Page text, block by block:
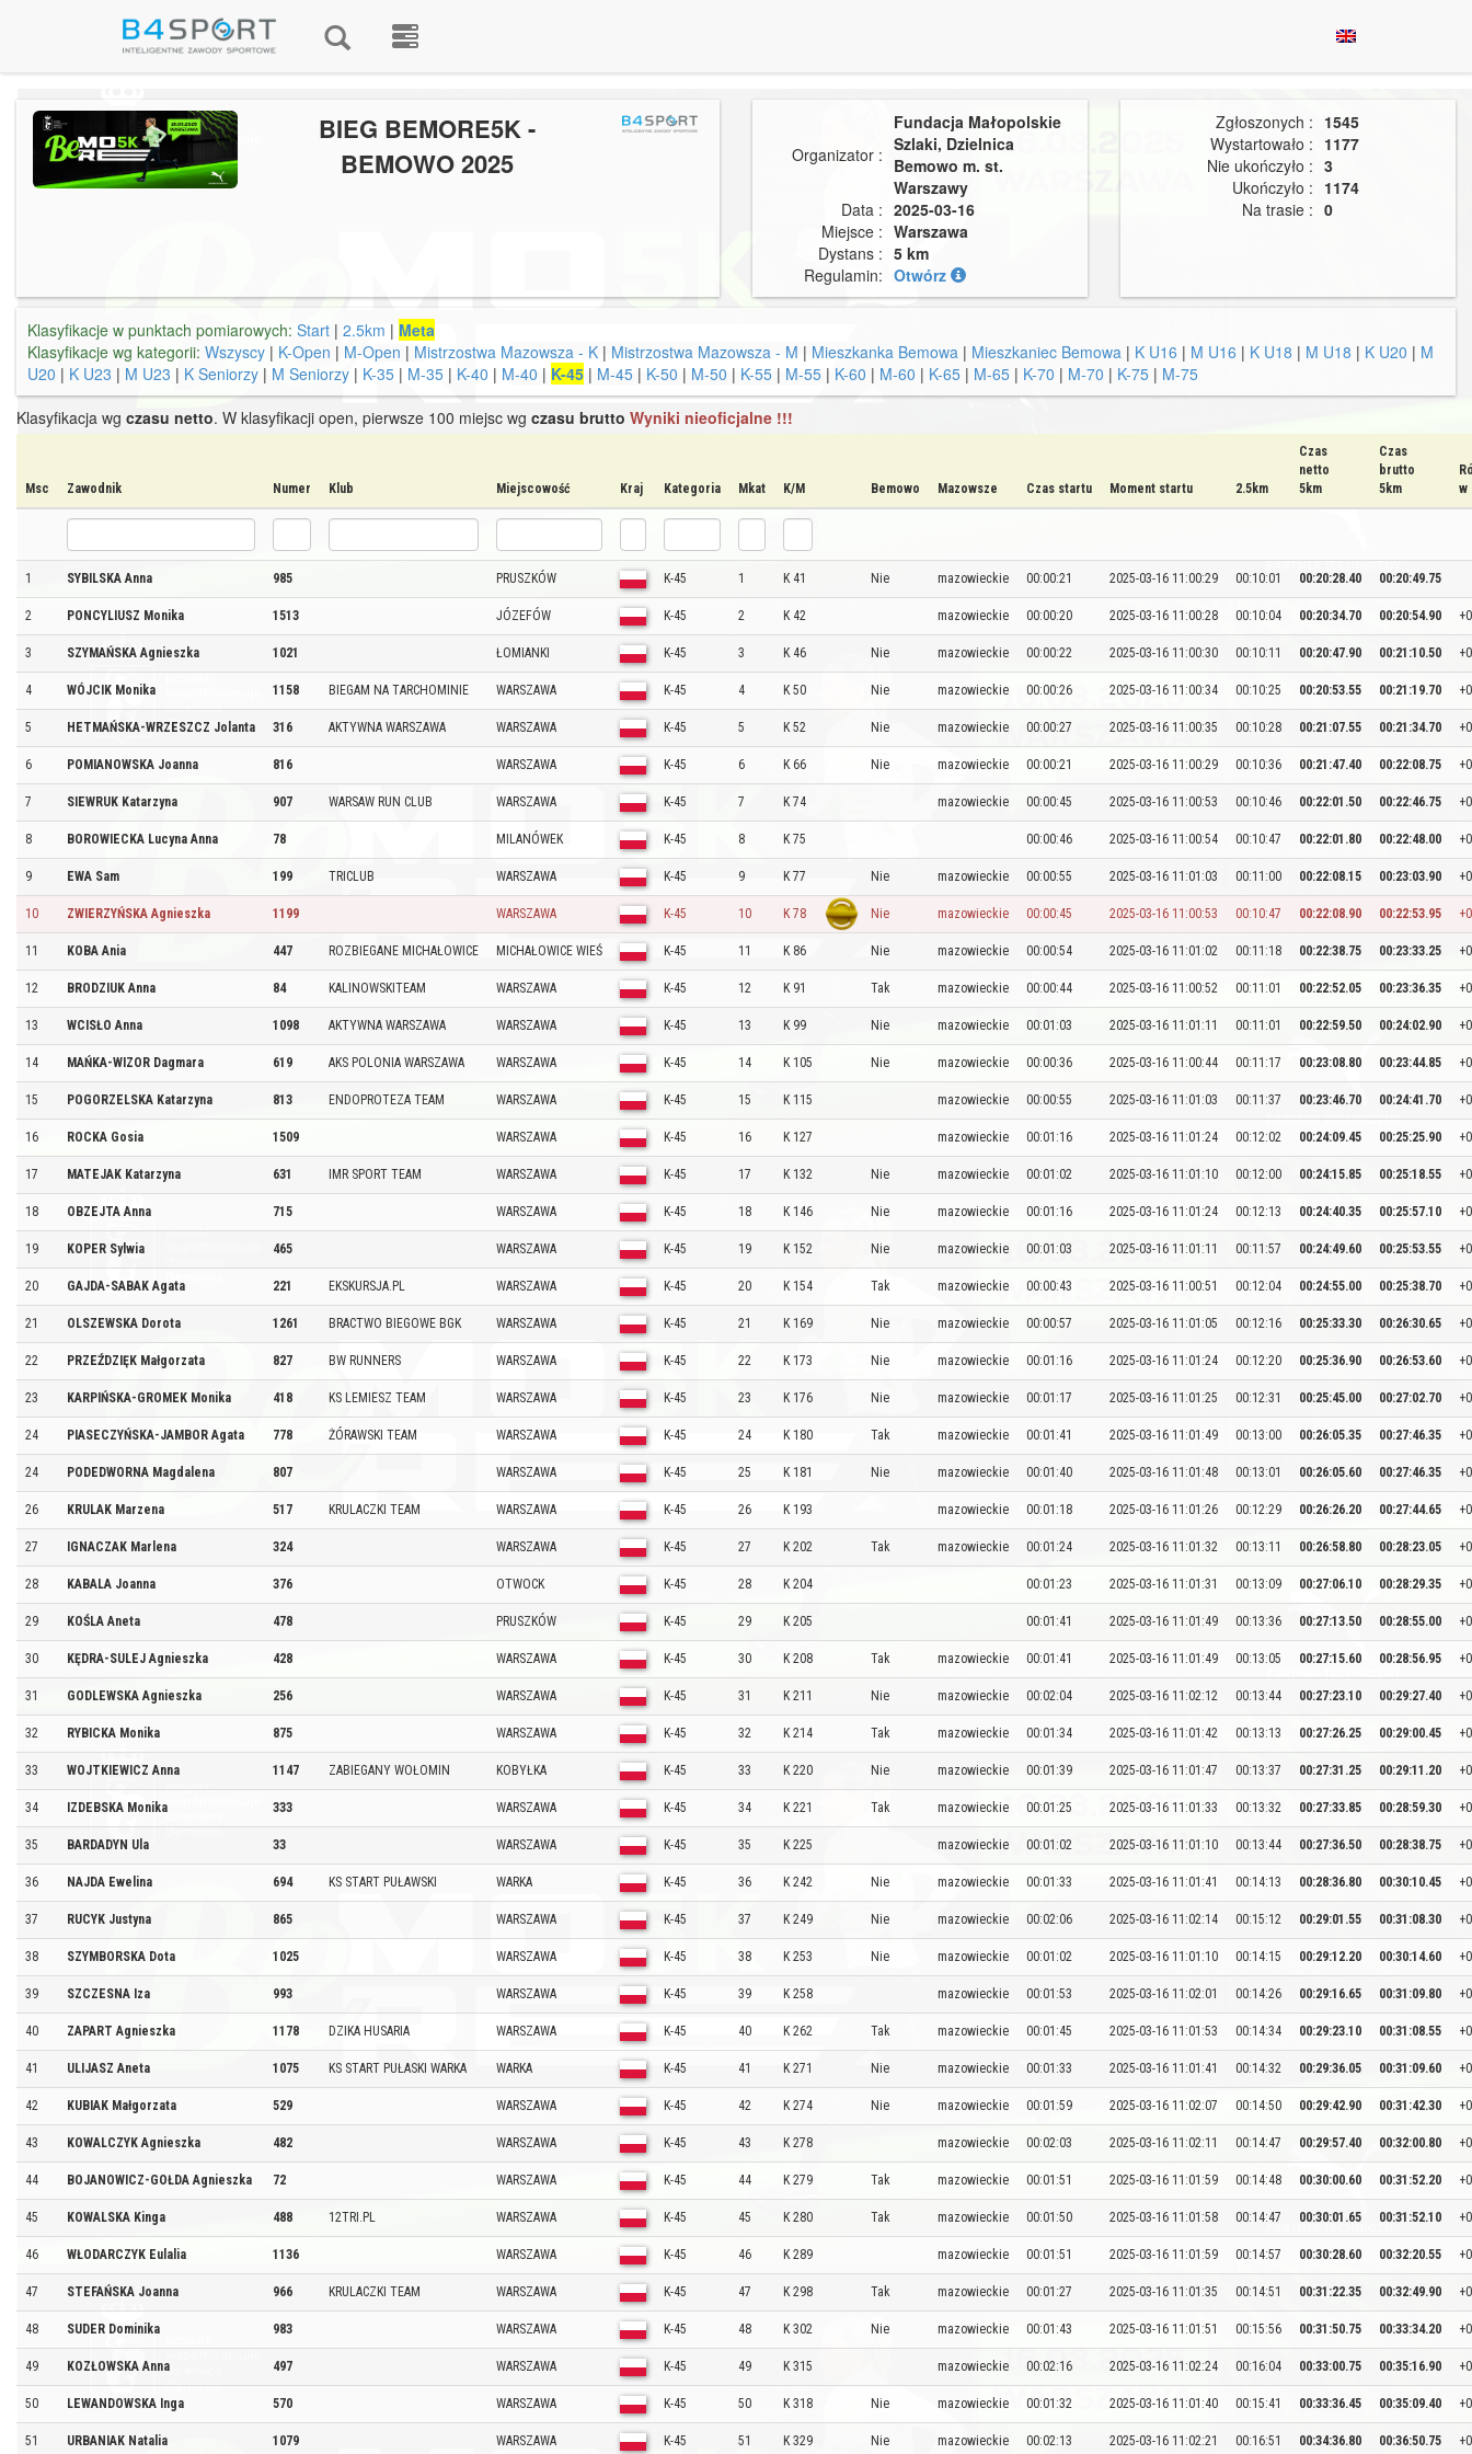
BIEG BEMORE5K -
BEMOWO 2025
Organizator :
Fundacja Małopolskie
Szlaki, Dzielnica
Bemowo m. st.
Warszawy
Data : 2025-03-16
Miejsce : Warszawa
Dystans : 5 km
Regulamin: Otwórz
Zgłoszonych : 1545
Wystartowało : 1177
Nie ukończyło : 3
Ukończyło : 1174
Na trasie : 0
Klasyfikacje w punktach pomiarowych: Start | 2.5km | Meta
Klasyfikacje wg kategorii: Wszyscy | K-Open | M-Open | Mistrzostwa Mazowsza - K | Mistrzostwa Mazowsza - M | Mieszkanka Bemowa | Mieszkaniec Bemowa | K U16 | M U16 | K U18 | M U18 | K U20 | M
U20 | K U23 | M U23 | K Seniorzy | M Seniorzy | K-35 | M-35 | K-40 | M-40 | K-45 | M-45 | K-50 | M-50 | K-55 | M-55 | K-60 | M-60 | K-65 | M-65 | K-70 | M-70 | K-75 | M-75
Klasyfikacja wg czasu netto. W klasyfikacji open, pierwsze 100 miejsc wg czasu brutto Wyniki nieoficjalne !!!
Msc Zawodnik Numer Klub Miejscowość Kraj Kategoria Mkat K/M Bemowo Mazowsze Czas startu Moment startu 2.5km
Czas
netto
5km
Czas
brutto
5km
w
1 SYBILSKA Anna 985 PRUSZKÓW K-45 1 K 41 Nie mazowieckie 00:00:21 2025-03-16 11:00:29 00:10:01 00:20:28.40 00:20:49.75
2 PONCYLIUSZ Monika 1513 JÓZEFÓW K-45 2 K 42 mazowieckie 00:00:20 2025-03-16 11:00:28 00:10:04 00:20:34.70 00:20:54.90
3 SZYMAŃSKA Agnieszka 1021 ŁOMIANKI K-45 3 K 46 Nie mazowieckie 00:00:22 2025-03-16 11:00:30 00:10:11 00:20:47.90 00:21:10.50
4 WÓJCIK Monika 1158 BIEGAM NA TARCHOMINIE WARSZAWA K-45 4 K 50 Nie mazowieckie 00:00:26 2025-03-16 11:00:34 00:10:25 00:20:53.55 00:21:19.70
5 HETMAŃSKA-WRZESZCZ Jolanta 316 AKTYWNA WARSZAWA WARSZAWA K-45 5 K 52 Nie mazowieckie 00:00:27 2025-03-16 11:00:35 00:10:28 00:21:07.55 00:21:34.70
6 POMIANOWSKA Joanna 816 WARSZAWA K-45 6 K 66 Nie mazowieckie 00:00:21 2025-03-16 11:00:29 00:10:36 00:21:47.40 00:22:08.75
7 SIEWRUK Katarzyna 907 WARSAW RUN CLUB WARSZAWA K-45 7 K 74 mazowieckie 00:00:45 2025-03-16 11:00:53 00:10:46 00:22:01.50 00:22:46.75
8 BOROWIECKA Lucyna Anna 78 MILANÓWEK K-45 8 K 75 00:00:46 2025-03-16 11:00:54 00:10:47 00:22:01.80 00:22:48.00
9 EWA Sam 199 TRICLUB WARSZAWA K-45 9 K 77 Nie mazowieckie 00:00:55 2025-03-16 11:01:03 00:11:00 00:22:08.15 00:23:03.90
10 ZWIERZYŃSKA Agnieszka 1199 WARSZAWA K-45 10 K 78 Nie mazowieckie 00:00:45 2025-03-16 11:00:53 00:10:47 00:22:08.90 00:22:53.95
11 KOBA Ania 447 ROZBIEGANE MICHAŁOWICE MICHAŁOWICE WIEŚ K-45 11 K 86 Nie mazowieckie 00:00:54 2025-03-16 11:01:02 00:11:18 00:22:38.75 00:23:33.25
12 BRODZIUK Anna 84 KALINOWSKITEAM WARSZAWA K-45 12 K 91 Tak mazowieckie 00:00:44 2025-03-16 11:00:52 00:11:01 00:22:52.05 00:23:36.35
13 WCISŁO Anna 1098 AKTYWNA WARSZAWA WARSZAWA K-45 13 K 99 Nie mazowieckie 00:01:03 2025-03-16 11:01:11 00:11:01 00:22:59.50 00:24:02.90
14 MAŃKA-WIZOR Dagmara 619 AKS POLONIA WARSZAWA WARSZAWA K-45 14 K 105 Nie mazowieckie 00:00:36 2025-03-16 11:00:44 00:11:17 00:23:08.80 00:23:44.85
15 POGORZELSKA Katarzyna 813 ENDOPROTEZA TEAM WARSZAWA K-45 15 K 115 mazowieckie 00:00:55 2025-03-16 11:01:03 00:11:37 00:23:46.70 00:24:41.70
16 ROCKA Gosia 1509 WARSZAWA K-45 16 K 127 mazowieckie 00:01:16 2025-03-16 11:01:24 00:12:02 00:24:09.45 00:25:25.90
17 MATEJAK Katarzyna 631 IMR SPORT TEAM WARSZAWA K-45 17 K 132 Nie mazowieckie 00:01:02 2025-03-16 11:01:10 00:12:00 00:24:15.85 00:25:18.55
18 OBZEJTA Anna 715 WARSZAWA K-45 18 K 146 Nie mazowieckie 00:01:16 2025-03-16 11:01:24 00:12:13 00:24:40.35 00:25:57.10
19 KOPER Sylwia 465 WARSZAWA K-45 19 K 152 Nie mazowieckie 00:01:03 2025-03-16 11:01:11 00:11:57 00:24:49.60 00:25:53.55
20 GAJDA-SABAK Agata 221 EKSKURSJA.PL WARSZAWA K-45 20 K 154 Tak mazowieckie 00:00:43 2025-03-16 11:00:51 00:12:04 00:24:55.00 00:25:38.70
21 OLSZEWSKA Dorota 1261 BRACTWO BIEGOWE BGK WARSZAWA K-45 21 K 169 Nie mazowieckie 00:00:57 2025-03-16 11:01:05 00:12:16 00:25:33.30 00:26:30.65
22 PRZEŹDZIĘK Małgorzata 827 BW RUNNERS WARSZAWA K-45 22 K 173 Nie mazowieckie 00:01:16 2025-03-16 11:01:24 00:12:20 00:25:36.90 00:26:53.60
23 KARPIŃSKA-GROMEK Monika 418 KS LEMIESZ TEAM WARSZAWA K-45 23 K 176 Nie mazowieckie 00:01:17 2025-03-16 11:01:25 00:12:31 00:25:45.00 00:27:02.70
24 PIASECZYŃSKA-JAMBOR Agata 778 ŻÓRAWSKI TEAM WARSZAWA K-45 24 K 180 Tak mazowieckie 00:01:41 2025-03-16 11:01:49 00:13:00 00:26:05.35 00:27:46.35
24 PODEDWORNA Magdalena 807 WARSZAWA K-45 25 K 181 Nie mazowieckie 00:01:40 2025-03-16 11:01:48 00:13:01 00:26:05.60 00:27:46.35
26 KRULAK Marzena 517 KRULACZKI TEAM WARSZAWA K-45 26 K 193 mazowieckie 00:01:18 2025-03-16 11:01:26 00:12:29 00:26:26.20 00:27:44.65
27 IGNACZAK Marlena 324 WARSZAWA K-45 27 K 202 Tak mazowieckie 00:01:24 2025-03-16 11:01:32 00:13:11 00:26:58.80 00:28:23.05
28 KABALA Joanna 376 OTWOCK K-45 28 K 204 00:01:23 2025-03-16 11:01:31 00:13:09 00:27:06.10 00:28:29.35
29 KOŚLA Aneta 478 PRUSZKÓW K-45 29 K 205 00:01:41 2025-03-16 11:01:49 00:13:36 00:27:13.50 00:28:55.00
30 KĘDRA-SULEJ Agnieszka 428 WARSZAWA K-45 30 K 208 Tak mazowieckie 00:01:41 2025-03-16 11:01:49 00:13:05 00:27:15.60 00:28:56.95
31 GODLEWSKA Agnieszka 256 WARSZAWA K-45 31 K 211 Nie mazowieckie 00:02:04 2025-03-16 11:02:12 00:13:44 00:27:23.10 00:29:27.40
32 RYBICKA Monika 875 WARSZAWA K-45 32 K 214 Tak mazowieckie 00:01:34 2025-03-16 11:01:42 00:13:13 00:27:26.25 00:29:00.45
33 WOJTKIEWICZ Anna 1147 ZABIEGANY WOŁOMIN KOBYŁKA K-45 33 K 220 Nie mazowieckie 00:01:39 2025-03-16 11:01:47 00:13:37 00:27:31.25 00:29:11.20
34 IZDEBSKA Monika 333 WARSZAWA K-45 34 K 221 Tak mazowieckie 00:01:25 2025-03-16 11:01:33 00:13:32 00:27:33.85 00:28:59.30
35 BARDADYN Ula 33 WARSZAWA K-45 35 K 225 mazowieckie 00:01:02 2025-03-16 11:01:10 00:13:44 00:27:36.50 00:28:38.75
36 NAJDA Ewelina 694 KS START PUŁAWSKI WARKA K-45 36 K 242 Nie mazowieckie 00:01:33 2025-03-16 11:01:41 00:14:13 00:28:36.80 00:30:10.45
37 RUCYK Justyna 865 WARSZAWA K-45 37 K 249 Nie mazowieckie 00:02:06 2025-03-16 11:02:14 00:15:12 00:29:01.55 00:31:08.30
38 SZYMBORSKA Dota 1025 WARSZAWA K-45 38 K 253 Nie mazowieckie 00:01:02 2025-03-16 11:01:10 00:14:15 00:29:12.20 00:30:14.60
39 SZCZESNA Iza 993 WARSZAWA K-45 39 K 258 mazowieckie 00:01:53 2025-03-16 11:02:01 00:14:26 00:29:16.65 00:31:09.80
40 ZAPART Agnieszka 1178 DZIKA HUSARIA WARSZAWA K-45 40 K 262 Tak mazowieckie 00:01:45 2025-03-16 11:01:53 00:14:34 00:29:23.10 00:31:08.55
41 ULIJASZ Aneta 1075 KS START PUŁASKI WARKA WARKA K-45 41 K 271 Nie mazowieckie 00:01:33 2025-03-16 11:01:41 00:14:32 00:29:36.05 00:31:09.60
42 KUBIAK Małgorzata 529 WARSZAWA K-45 42 K 274 Nie mazowieckie 00:01:59 2025-03-16 11:02:07 00:14:50 00:29:42.90 00:31:42.30
43 KOWALCZYK Agnieszka 482 WARSZAWA K-45 43 K 278 mazowieckie 00:02:03 2025-03-16 11:02:11 00:14:47 00:29:57.40 00:32:00.80
44 BOJANOWICZ-GOŁDA Agnieszka 72 WARSZAWA K-45 44 K 279 Tak mazowieckie 00:01:51 2025-03-16 11:01:59 00:14:48 00:30:00.60 00:31:52.20
45 KOWALSKA Kinga 488 12TRI.PL WARSZAWA K-45 45 K 280 Tak mazowieckie 00:01:50 2025-03-16 11:01:58 00:14:47 00:30:01.65 00:31:52.10
46 WŁODARCZYK Eulalia 1136 WARSZAWA K-45 46 K 289 mazowieckie 00:01:51 2025-03-16 11:01:59 00:14:57 00:30:28.60 00:32:20.55
47 STEFAŃSKA Joanna 966 KRULACZKI TEAM WARSZAWA K-45 47 K 298 Tak mazowieckie 00:01:27 2025-03-16 11:01:35 00:14:51 00:31:22.35 00:32:49.90
48 SUDER Dominika 983 WARSZAWA K-45 48 K 302 Nie mazowieckie 00:01:43 2025-03-16 11:01:51 00:15:56 00:31:50.75 00:33:34.20
49 KOZŁOWSKA Anna 497 WARSZAWA K-45 49 K 315 mazowieckie 00:02:16 2025-03-16 11:02:24 00:16:04 00:33:00.75 00:35:16.90
50 LEWANDOWSKA Inga 570 WARSZAWA K-45 50 K 318 Nie mazowieckie 00:01:32 2025-03-16 11:01:40 00:15:41 00:33:36.45 00:35:09.40
51 URBANIAK Natalia 1079 WARSZAWA K-45 51 K 329 Nie mazowieckie 00:02:13 2025-03-16 11:02:21 00:16:51 00:34:36.80 00:36:50.75